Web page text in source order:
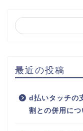
最近の投稿
d払いタッチの
割との併用に